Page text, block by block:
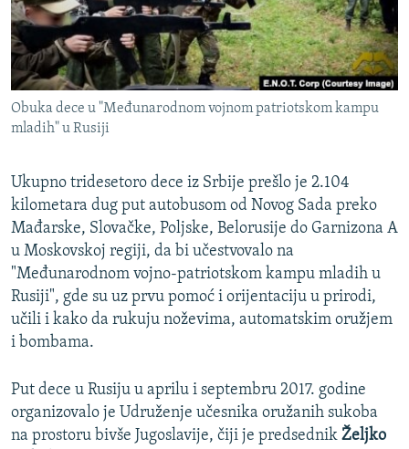
ISPRIČAJ MI
DNEVNO@RSE
SPECIJALI RSE
VIŠE OD NASLOVA
POPLAVE I KLIZIŠTA U BIH 2024.
TV LIBERTY
POST SCRIPTUM
MOJA EVROPA
TRI DECENIJE OD RATA U BIH
SVE KARTE DEJTONA
NASTANAK I RASPAD JUGOSLAVIJE
PRATITE NAS
Sve RFE/RL stranice
Obuka dece u "Međunarodnom vojnom patriotskom kampu
mladih" u Rusiji
Ukupno tridesetoro dece iz Srbije prešlo je 2.104
kilometara dug put autobusom od Novog Sada preko
Mađarske, Slovačke, Poljske, Belorusije do Garnizona A
u Moskovskoj regiji, da bi učestvovalo na
"Međunarodnom vojno-patriotskom kampu mladih u
Rusiji", gde su uz prvu pomoć i orijentaciju u prirodi,
učili i kako da rukuju noževima, automatskim oružjem
i bombama.
Put dece u Rusiju u aprilu i septembru 2017. godine
organizovalo je Udruženje učesnika oružanih sukoba
na prostoru bivše Jugoslavije, čiji je predsednik Željko